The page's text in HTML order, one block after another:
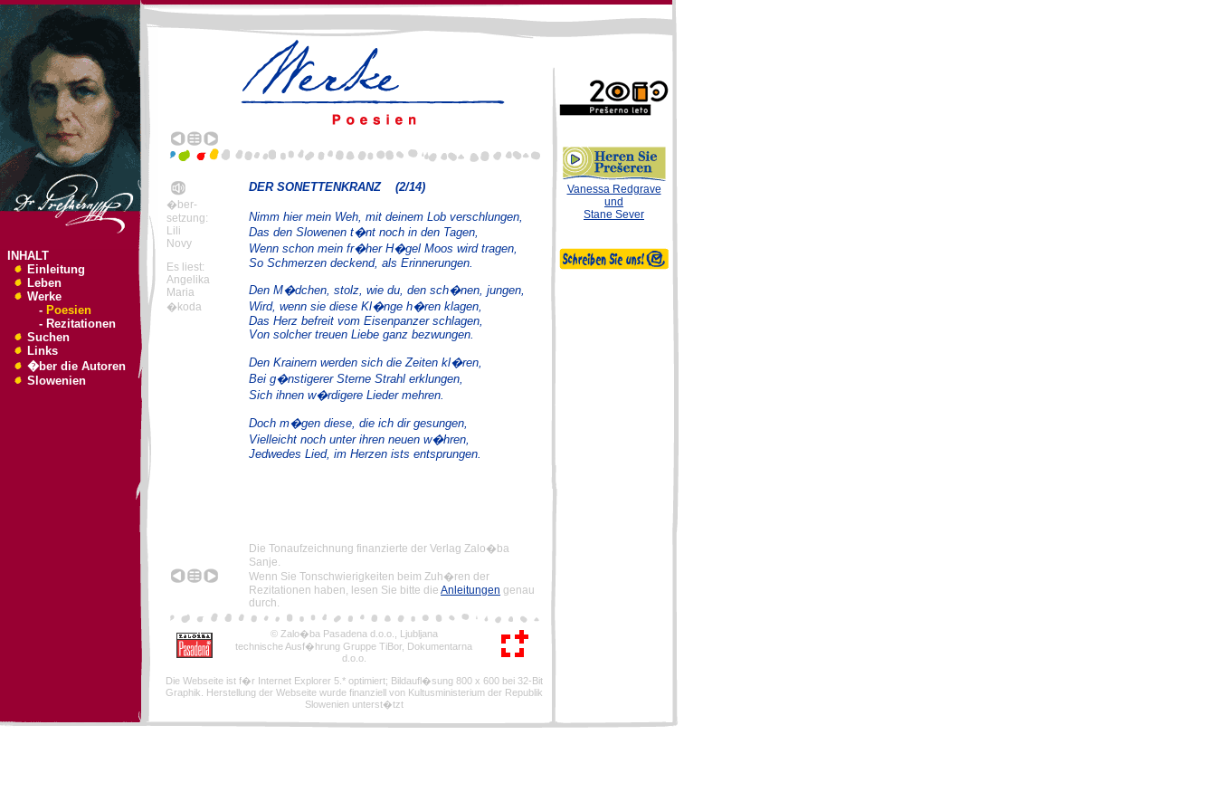
INHALT
Einleitung
Leben
Werke
- Poesien
- Rezitationen
Suchen
Links
�ber die Autoren
Slowenien
Vanessa Redgrave
und
Stane Sever
DER SONETTENKRANZ (2/14)
�ber-
setzung:
Lili
Novy
Es liest:
Angelika
Maria
�koda
Nimm hier mein Weh, mit deinem Lob verschlungen,
Das den Slowenen t�nt noch in den Tagen,
Wenn schon mein fr�her H�gel Moos wird tragen,
So Schmerzen deckend, als Erinnerungen.
Den M�dchen, stolz, wie du, den sch�nen, jungen,
Wird, wenn sie diese Kl�nge h�ren klagen,
Das Herz befreit vom Eisenpanzer schlagen,
Von solcher treuen Liebe ganz bezwungen.
Den Krainern werden sich die Zeiten kl�ren,
Bei g�nstigerer Sterne Strahl erklungen,
Sich ihnen w�rdigere Lieder mehren.
Doch m�gen diese, die ich dir gesungen,
Vielleicht noch unter ihren neuen w�hren,
Jedwedes Lied, im Herzen ists entsprungen.
Die Tonaufzeichnung finanzierte der Verlag Zalo�ba
Sanje.
Wenn Sie Tonschwierigkeiten beim Zuh�ren der
Rezitationen haben, lesen Sie bitte die Anleitungen genau
durch.
© Zalo�ba Pasadena d.o.o., Ljubljana
technische Ausf�hrung Gruppe TiBor, Dokumentarna
d.o.o.
Die Webseite ist f�r Internet Explorer 5.* optimiert; Bildaufl�sung 800 x 600 bei 32-Bit
Graphik. Herstellung der Webseite wurde finanziell von Kultusministerium der Republik
Slowenien unterst�tzt